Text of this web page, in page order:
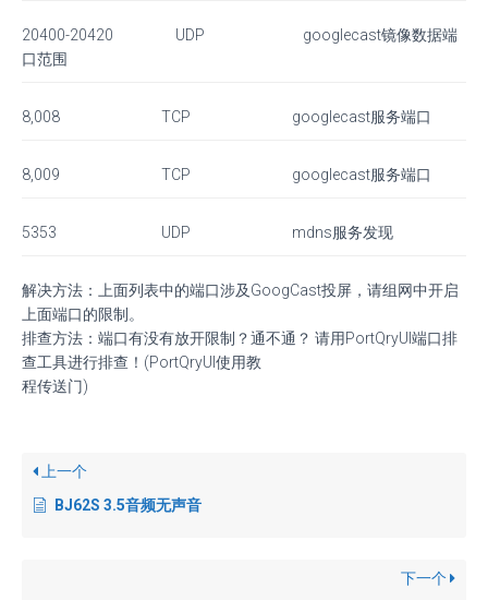
20400-20420 UDP googlecast镜像数据端
口范围
8,008 TCP googlecast服务端口
8,009 TCP googlecast服务端口
5353 UDP mdns服务发现
解决方法：上面列表中的端口涉及GoogCast投屏，请组网中开启
上面端口的限制。
排查方法：端口有没有放开限制？通不通？ 请用PortQryUI端口排
查工具进行排查！(PortQryUI使用教
程传送门)
上一个
BJ62S 3.5音频无声音
下一个